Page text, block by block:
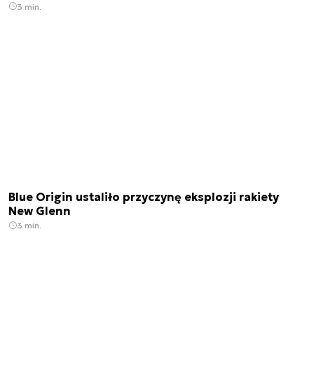
3 min.
Blue Origin ustaliło przyczynę eksplozji rakiety
New Glenn
3 min.